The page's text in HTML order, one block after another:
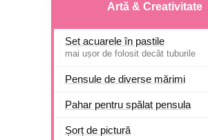
Artă & Creativitate
Set acuarele în pastile
mai ușor de folosit decât tuburile
Pensule de diverse mărimi
Pahar pentru spălat pensula
Șorț de pictură